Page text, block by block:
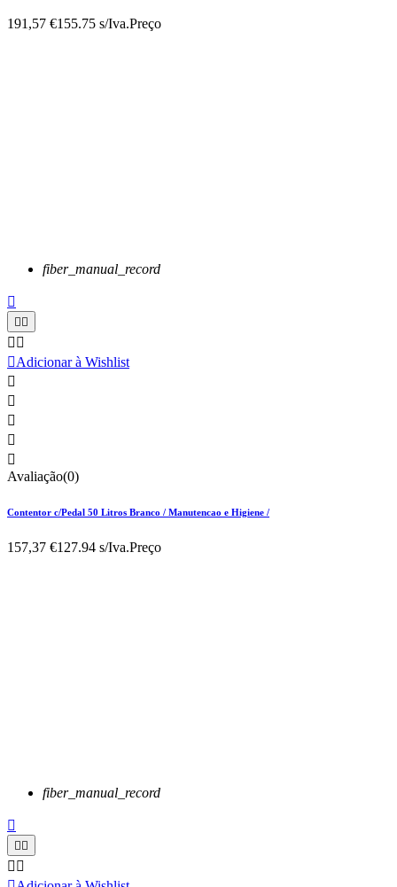
191,57 €155.75 s/Iva.Preço
fiber_manual_record

 
 
Adicionar à Wishlist





Avaliação(0)
Contentor c/Pedal 50 Litros Branco / Manutencao e Higiene /
157,37 €127.94 s/Iva.Preço
fiber_manual_record

 
 